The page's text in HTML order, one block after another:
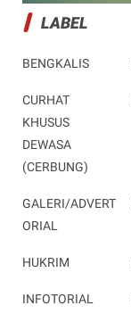
LABEL
BENGKALIS
CURHAT
KHUSUS
DEWASA
(CERBUNG)
GALERI/ADVERT
ORIAL
HUKRIM
INFOTORIAL